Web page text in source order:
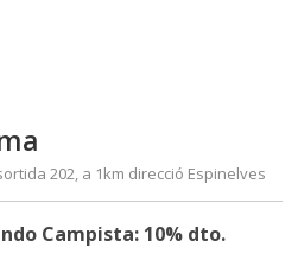
202, a 1km direcció Espinelves
Campista: 10% dto.